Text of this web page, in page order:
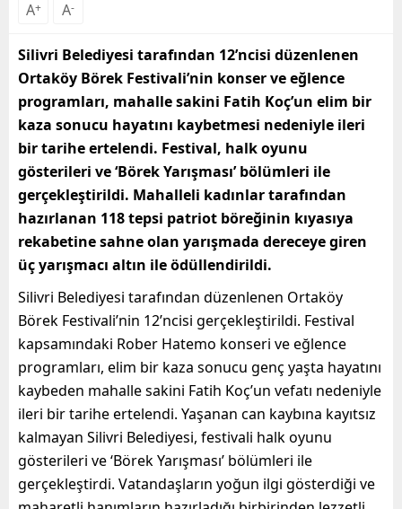
A+ A-
Silivri Belediyesi tarafından 12’ncisi düzenlenen
Ortaköy Börek Festivali’nin konser ve eğlence
programları, mahalle sakini Fatih Koç’un elim bir
kaza sonucu hayatını kaybetmesi nedeniyle ileri
bir tarihe ertelendi. Festival, halk oyunu
gösterileri ve ‘Börek Yarışması’ bölümleri ile
gerçekleştirildi. Mahalleli kadınlar tarafından
hazırlanan 118 tepsi patriot böreğinin kıyasıya
rekabetine sahne olan yarışmada dereceye giren
üç yarışmacı altın ile ödüllendirildi.
Silivri Belediyesi tarafından düzenlenen Ortaköy
Börek Festivali’nin 12’ncisi gerçekleştirildi. Festival
kapsamındaki Rober Hatemo konseri ve eğlence
programları, elim bir kaza sonucu genç yaşta hayatını
kaybeden mahalle sakini Fatih Koç’un vefatı nedeniyle
ileri bir tarihe ertelendi. Yaşanan can kaybına kayıtsız
kalmayan Silivri Belediyesi, festivali halk oyunu
gösterileri ve ‘Börek Yarışması’ bölümleri ile
gerçekleştirdi. Vatandaşların yoğun ilgi gösterdiği ve